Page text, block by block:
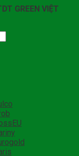
GREEN VIỆT